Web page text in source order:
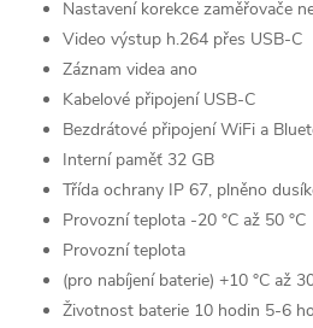
Nastavení korekce zaměřovače
Video výstup h.264 přes USB-C
Záznam videa ano
Kabelové připojení USB-C
Bezdrátové připojení WiFi a
Interní paměť 32 GB
Třída ochrany IP 67, plněno
Provozní teplota -20 °C až 50 °C
Provozní teplota
(pro nabíjení baterie) +10 °C až
Životnost baterie 10 hodin 5-6